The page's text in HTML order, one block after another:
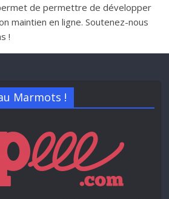
de permettre de développer
maintien en ligne. Soutenez-nous
!
Marmots !